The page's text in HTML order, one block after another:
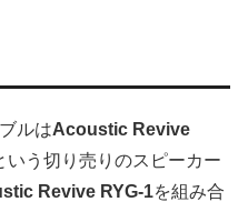
ルはAcoustic Revive
いう切り売りのスピーカー
Revive RYG-1を組み合